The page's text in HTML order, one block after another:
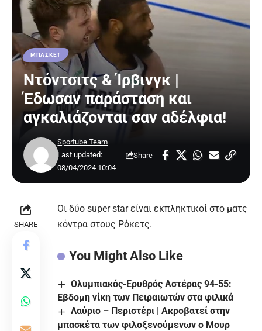
ΜΠΑΣΚΕΤ
Ντόντσιτς & Ίρβινγκ |
Έδωσαν παράσταση και
αγκαλιάζονται σαν αδέλφια!
Last updated:
08/04/2024 10:04
Sportube Team
Share
SHARE
Οι δύο super star είναι εκπληκτικοί στο ματς
κόντρα στους Ρόκετς.
You Might Also Like
Ολυμπιακός-Ερυθρός Αστέρας 94-55:
Εβδομη νίκη των Πειραιωτών στα φιλικά
Λαύριο – Περιστέρι | Ακροβατεί στην
μπασκέτα των φιλοξενούμενων ο Μουρ